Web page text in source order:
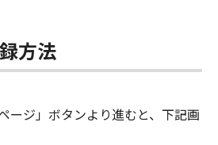
方法
ージ」ボタンより進むと、下記画